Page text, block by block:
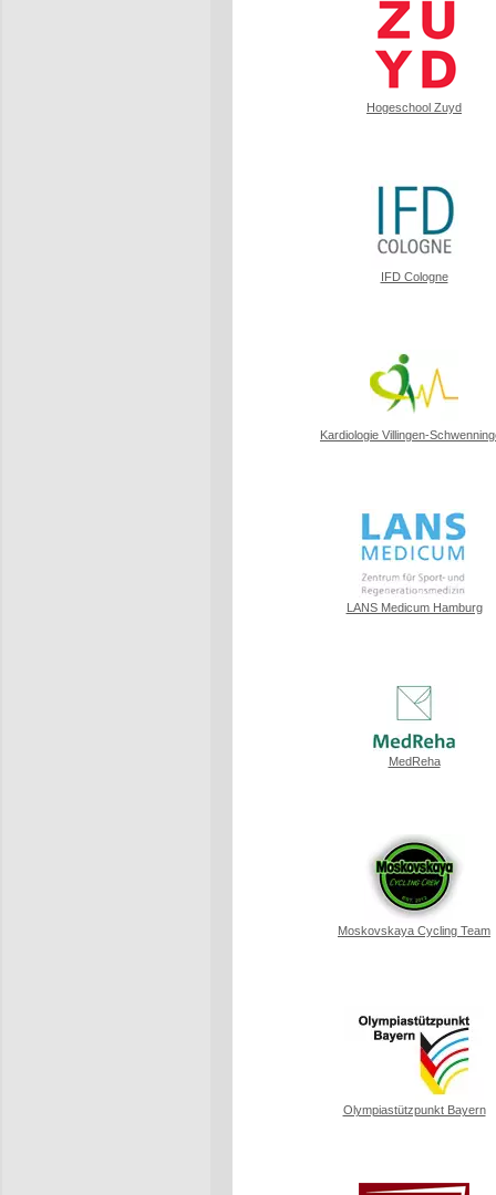
Hogeschool Zuyd
IFD Cologne
Kardiologie Villingen-
LANS Medicum Hamburg
MedReha
Moskovskaya Cycling Team
Olympiastützpunkt Bayern